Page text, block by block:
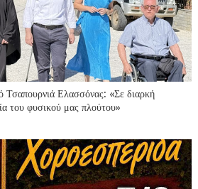
Ελασσόνας: «Σε διαρκή
του φυσικού μας πλούτου»